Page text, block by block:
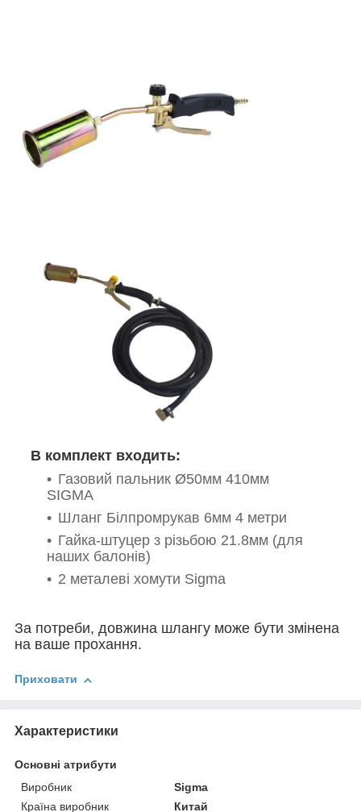
В комплект входить:
Газовий пальник Ø50мм 410мм
SIGMA
Шланг Білпромрукав 6мм 4 метри
Гайка-штуцер з різьбою 21.8мм (для
наших балонів)
2 металеві хомути Sigma
За потреби, довжина шлангу може бути змінена
на ваше прохання.
Приховати
Характеристики
Основні атрибути
Виробник
Sigma
Країна виробник
Китай